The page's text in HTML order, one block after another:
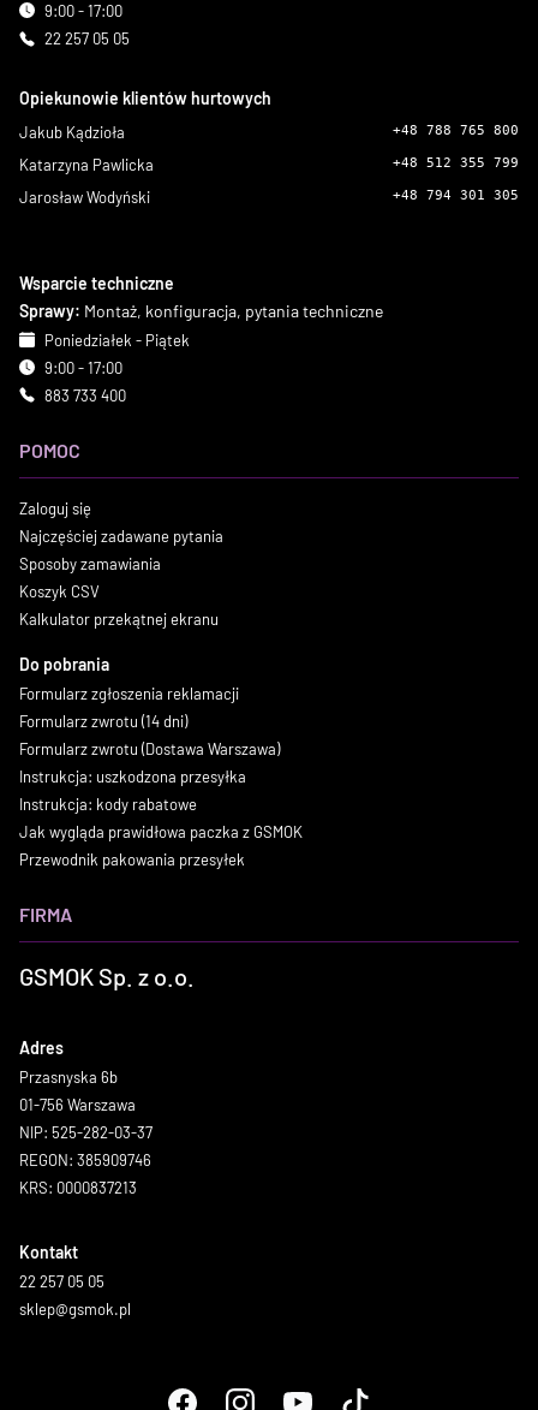
9:00 - 17:00
22 257 05 05
Opiekunowie klientów hurtowych
Jakub Kądzioła +48 788 765 800
Katarzyna Pawlicka +48 512 355 799
Jarosław Wodyński +48 794 301 305
Wsparcie techniczne
Sprawy: Montaż, konfiguracja, pytania techniczne
Poniedziałek - Piątek
9:00 - 17:00
883 733 400
POMOC
Zaloguj się
Najczęściej zadawane pytania
Sposoby zamawiania
Koszyk CSV
Kalkulator przekątnej ekranu
Do pobrania
Formularz zgłoszenia reklamacji
Formularz zwrotu (14 dni)
Formularz zwrotu (Dostawa Warszawa)
Instrukcja: uszkodzona przesyłka
Instrukcja: kody rabatowe
Jak wygląda prawidłowa paczka z GSMOK
Przewodnik pakowania przesyłek
FIRMA
GSMOK Sp. z o.o.
Adres
Przasnyska 6b
01-756 Warszawa
NIP: 525-282-03-37
REGON: 385909746
KRS: 0000837213
Kontakt
22 257 05 05
sklep@gsmok.pl